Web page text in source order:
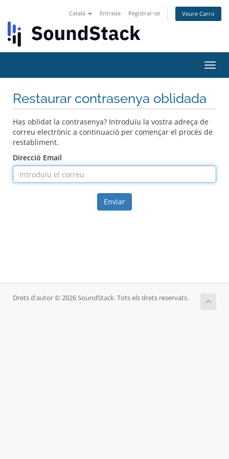
Català Entrada Registrar-se Veure Carro
la
Restaurar contrasenya oblidada
Has oblidat la contrasenya? Introduïu la vostra adreça de
correu electrònic a continuació per començar el procés de
restabliment.
Direcció Email
Enviar
Drets d'autor © 2026 SoundStack. Tots els drets reservats.